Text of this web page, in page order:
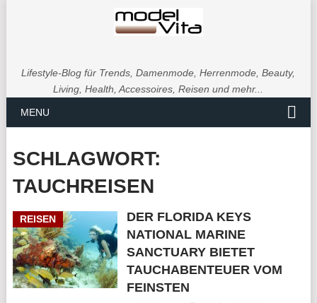
Lifestyle-Blog für Trends, Damenmode, Herrenmode, Beauty,
Living, Health, Accessoires, Reisen und mehr...
MENU
SCHLAGWORT:
TAUCHREISEN
REISEN
DER FLORIDA KEYS
NATIONAL MARINE
SANCTUARY BIETET
TAUCHABENTEUER VOM
FEINSTEN